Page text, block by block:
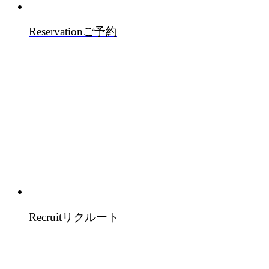
Reservationご予約
Recruitリクルート